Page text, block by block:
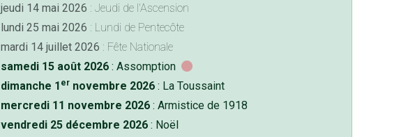
jeudi 14 mai 2026 : Jeudi de l'Ascension
lundi 25 mai 2026 : Lundi de Pentecôte
mardi 14 juillet 2026 : Fête Nationale
samedi 15 août 2026: Assomption
dimanche 1 ernovembre 2026: La Toussaint
mercredi 11 novembre 2026: Armistice de 1918
vendredi 25 décembre 2026: Noël